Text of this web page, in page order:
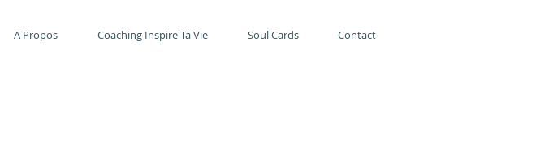
A Propos Coaching Inspire Ta Vie Soul Cards Contact